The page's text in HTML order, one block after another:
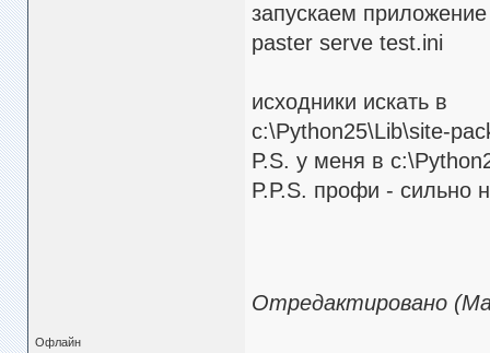
запускаем приложение
paster serve test.ini
исходники искать в
c:\Python25\Lib\site-
P.S. у меня в
P.P.S. профи - сильно
Отредактировано
Офлайн